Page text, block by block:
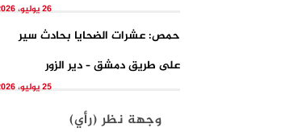
26 يوليو، 2026
حمص: عشرات الضحايا بحادث سير
على طريق دمشق – دير الزور
25 يوليو، 2026
وجهة نظر (رأي)